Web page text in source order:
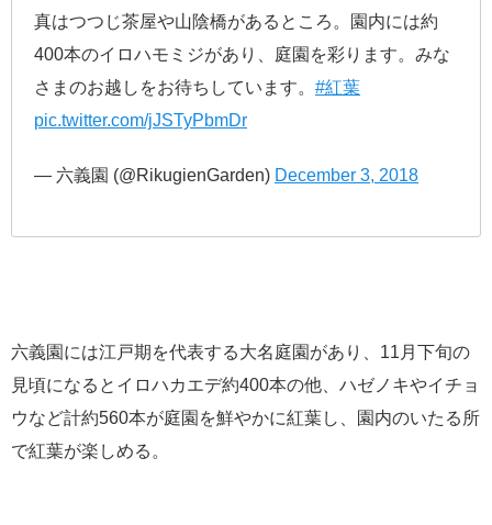
真はつつじ茶屋や山陰橋があるところ。園内には約
400本のイロハモミジがあり、庭園を彩ります。みな
さまのお越しをお待ちしています。 #紅葉
pic.twitter.com/jJSTyPbmDr
— 六義園 (@RikugienGarden) December 3, 2018
六義園には江戸期を代表する大名庭園があり、11月下旬の
見頃になるとイロハカエデ約400本の他、ハゼノキやイチョ
ウなど計約560本が庭園を鮮やかに紅葉し、園内のいたる所
で紅葉が楽しめる。